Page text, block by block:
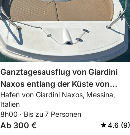
Ganztagesausflug von Giardini
Naxos entlang der Küste von
Taormina
Hafen von Giardini Naxos, Messina,
Italien
8h00 · Bis zu 7 Personen
Ab 300 € 4.6 (9)